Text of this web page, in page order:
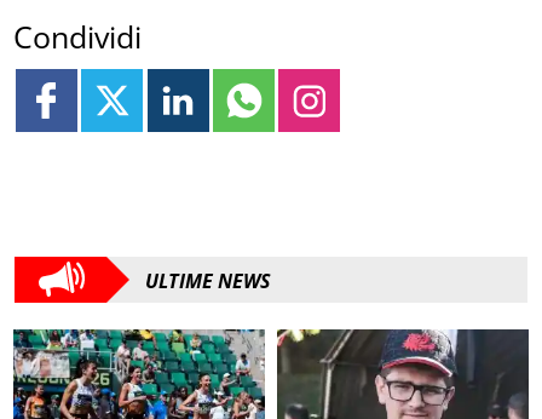
Condividi
ULTIME NEWS